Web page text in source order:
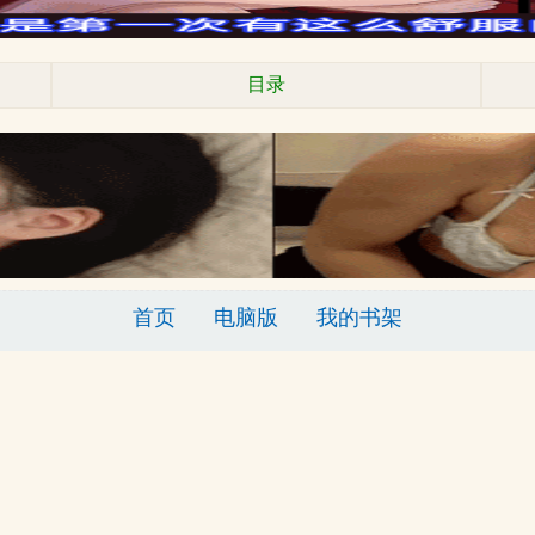
目录
首页 电脑版 我的书架